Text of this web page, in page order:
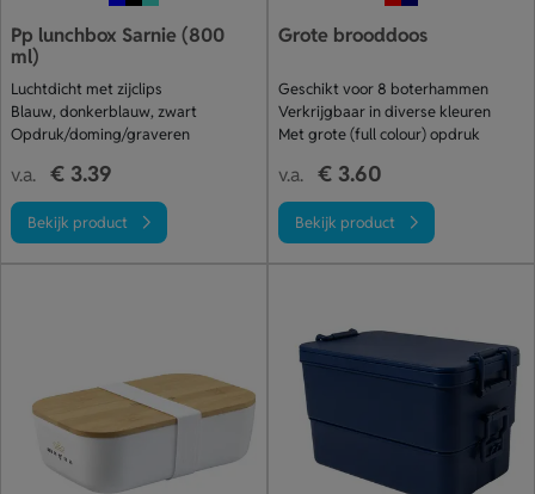
Pp lunchbox Sarnie (800
ml)
Luchtdicht met zijclips
Blauw, donkerblauw, zwart
Opdruk/doming/graveren
v.a. € 3.39
Bekijk product
Grote brooddoos
Geschikt voor 8 boterhammen
Verkrijgbaar in diverse kleuren
Met grote (full colour) opdruk
v.a. € 3.60
Bekijk product